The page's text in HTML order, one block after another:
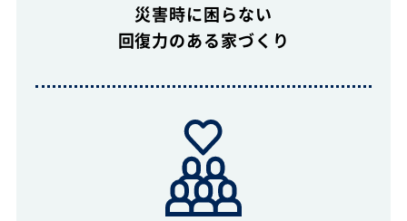
災害時に困らない
回復力のある家づくり